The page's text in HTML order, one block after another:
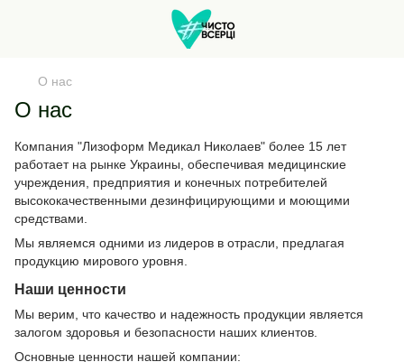
О нас
О нас
Компания "Лизоформ Медикал Николаев" более 15 лет
работает на рынке Украины, обеспечивая медицинские
учреждения, предприятия и конечных потребителей
высококачественными дезинфицирующими и моющими
средствами.
Мы являемся одними из лидеров в отрасли, предлагая
продукцию мирового уровня.
Наши ценности
Мы верим, что качество и надежность продукции является
залогом здоровья и безопасности наших клиентов.
Основные ценности нашей компании: